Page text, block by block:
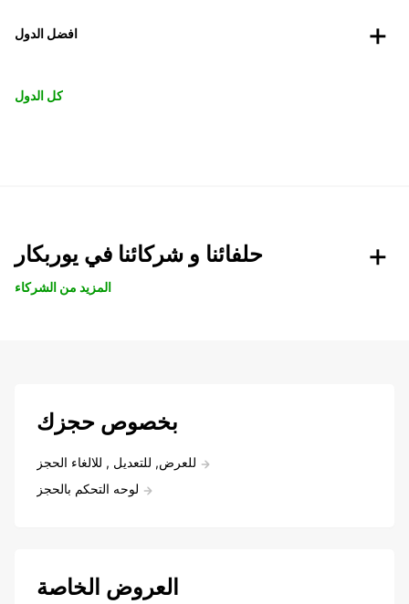
افضل الدول
كل الدول
حلفائنا و شركائنا في يوربكار
المزيد من الشركاء
بخصوص حجزك
للعرض, للتعديل , للالغاء الحجز
لوحه التحكم بالحجز
العروض الخاصة